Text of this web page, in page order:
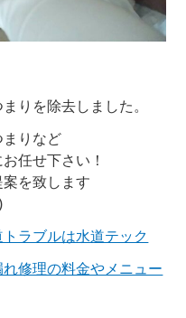
りを除去しました。
まりなど
任せ下さい！
を致します
ラブルは水道テック
修理の料金やメニュー